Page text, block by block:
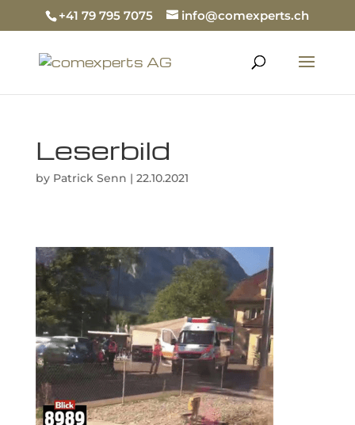
+41 79 795 7075 info@comexperts.ch
Leserbild
by Patrick Senn | 22.10.2021